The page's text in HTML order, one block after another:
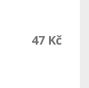
47 Kč